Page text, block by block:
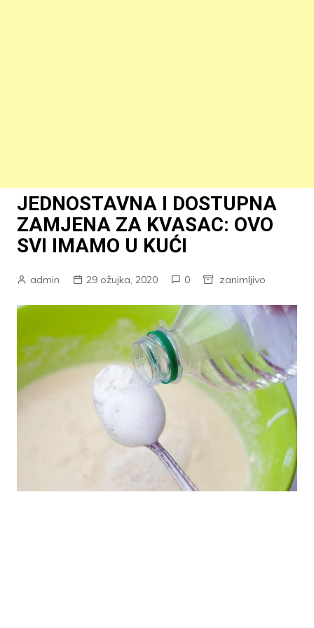
JEDNOSTAVNA I DOSTUPNA
ZAMJENA ZA KVASAC: OVO
SVI IMAMO U KUĆI
admin 29 ožujka, 2020 0 zanimljivo